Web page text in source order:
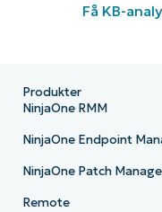
Få KB-
Produkter
NinjaOne RMM
NinjaOne Endpoint
NinjaOne Patch
Remote